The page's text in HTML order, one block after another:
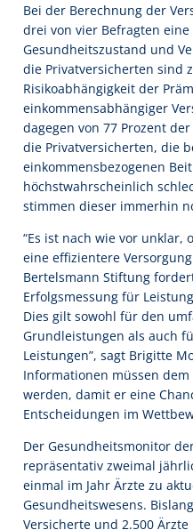
Bei der Berechnung der
drei von vier Befragten
Gesundheitszustand und
die Privatversicherten sind
Risikoabhängigkeit der
einkommensabhängiger
dagegen von 77 Prozent
die Privatversicherten, die
einkommensbezogenen
höchstwahrscheinlich
stimmen dieser immerhin
“Es ist nach wie vor unklar,
eine effizientere
Bertelsmann Stiftung
Erfolgsmessung für
Dies gilt sowohl für den
Grundleistungen als auch
Leistungen”, sagt Brigitte
Informationen müssen
werden, damit er eine
Entscheidungen im
Der Gesundheitsmonitor
repräsentativ zweimal
einmal im Jahr Ärzte zu
Gesundheitswesens.
Versicherte und 2.500 Ärzte